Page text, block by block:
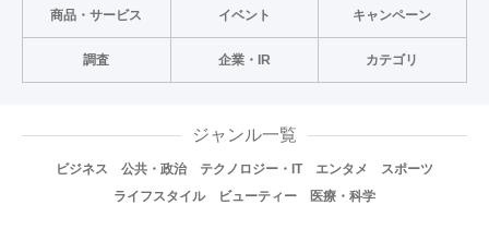
商品・サービス イベント キャンペーン
調査 企業・IR カテゴリ
ジャンル一覧
ビジネス 公共・政治 テクノロジー・IT エンタメ
スポーツ
ライフスタイル
ビューティー 医療・科学